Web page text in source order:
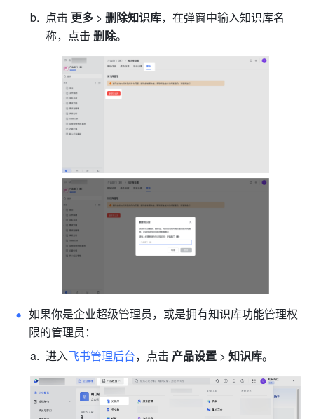
点击 更多 > 删除知识库，在弹窗中输入知识库名
称，点击 删除。
如果你是企业超级管理员，或是拥有知识库功能管理权
限的管理员：
进入飞书管理后台，点击 产品设置 > 知识库。